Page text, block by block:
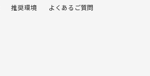
推奨環境 よくあるご質問